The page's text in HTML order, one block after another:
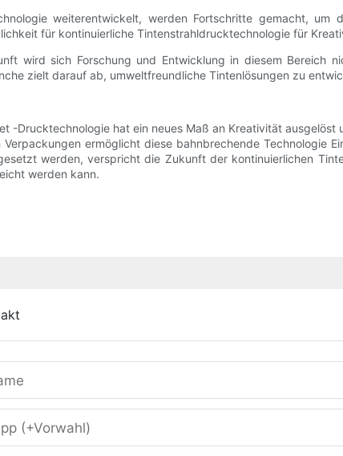
weiterentwickelt, werden Fortschritte gemacht, um
für kontinuierliche Tintenstrahldrucktechnologie für
wird sich Forschung und Entwicklung in diesem Bereich
zielt darauf ab, umweltfreundliche Tintenlösungen zu
-Drucktechnologie hat ein neues Maß an Kreativität
Verpackungen ermöglicht diese bahnbrechende Technologie
werden, verspricht die Zukunft der kontinuierlichen
werden kann.
(+Vorwahl)